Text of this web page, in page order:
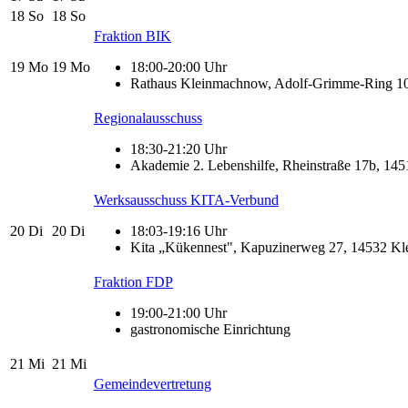
18 So 18 So
19 Mo 19 Mo
Fraktion BIK
18:00-20:00 Uhr
Rathaus Kleinmachnow, Adolf-Grimme-Ring
Regionalausschuss
18:30-21:20 Uhr
Akademie 2. Lebenshilfe, Rheinstraße 17b,
20 Di 20 Di
Werksausschuss KITA-Verbund
18:03-19:16 Uhr
Kita „Kükennest", Kapuzinerweg 27, 14532
Fraktion FDP
19:00-21:00 Uhr
gastronomische Einrichtung
21 Mi 21 Mi
Gemeindevertretung